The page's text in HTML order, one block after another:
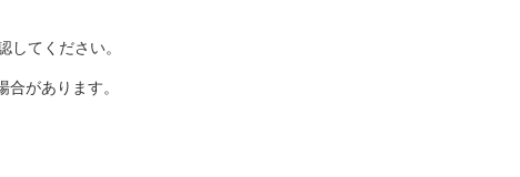
してください。
があります。